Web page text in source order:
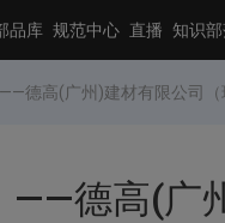
品库 规范中心 直播 知识
德高(广州)建材有限公司
——德高(广